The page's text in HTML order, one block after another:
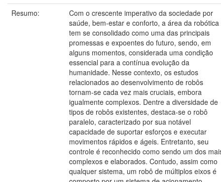
Resumo:
Com o crescente imperativo da sociedade por
saúde, bem-estar e conforto, a área da robótica
tem se consolidado como uma das principais
promessas e expoentes do futuro, sendo, em
alguns momentos, considerada uma condição
essencial para a contínua evolução da
humanidade. Nesse contexto, os estudos
relacionados ao desenvolvimento de robôs
tornam-se cada vez mais cruciais, embora
igualmente complexos. Dentre a diversidade de
tipos de robôs existentes, destaca-se o robô
paralelo, caracterizado por sua notável
capacidade de suportar esforços e executar
movimentos rápidos e ágeis. Entretanto, seu
controle é reconhecido como sendo um dos
complexos e elaborados. Contudo, assim como
qualquer sistema, um robô de múltiplos eixos é